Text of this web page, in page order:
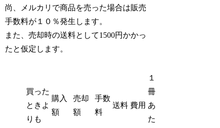
尚、メルカリで商品を売った場合は販売
手数料が１０％発生します。
また、売却時の送料として1500円かかっ
たと仮定します。
買った
ときよ
りも
購入
額
売却
額
手数
料
送料 費用
１
冊
あ
た